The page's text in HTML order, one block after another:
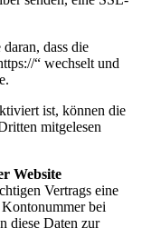
dass die
“ wechselt und
ist, können die
mitgelesen
Website
Vertrags eine
bei
diese Daten zur